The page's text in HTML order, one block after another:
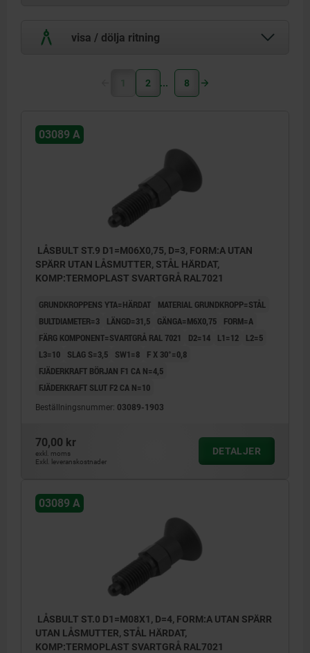
visa / dölja ritning
1 2 8
03089 A
LÅSBULT ST.9 D1=M06X0,75, D=3, FORM:A UTAN
SPÄRR UTAN LÅSMUTTER, STÅL HÄRDAT,
KOMP:TERMOPLAST SVARTGRÅ RAL7021
GRUNDKROPPENS YTA=HÄRDAT
MATERIAL GRUNDKROPP=STÅL
BULTDIAMETER=3
LÄNGD=31,5 GÄNGA=M6X0,75
FORM=A
FÄRG KOMPONENT=SVARTGRÅ RAL 7021
D2=14 L1=12
L2=5
L3=10
SLAG S=3,5 SW1=8
F X 30°=0,8
FJÄDERKRAFT BÖRJAN F1 CA N=4,5
FJÄDERKRAFT SLUT F2 CA N=10
Beställningsnummer: 03089-1903
70,00 kr
exkl. moms
Exkl. leveranskostnader
DETALJER
03089 A
LÅSBULT ST.0 D1=M08X1, D=4, FORM:A UTAN SPÄRR
UTAN LÅSMUTTER, STÅL HÄRDAT,
KOMP:TERMOPLAST SVARTGRÅ RAL7021